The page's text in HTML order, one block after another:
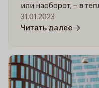
или наоборот, – в
31.01.2023
Читать далеев
этой
зимой